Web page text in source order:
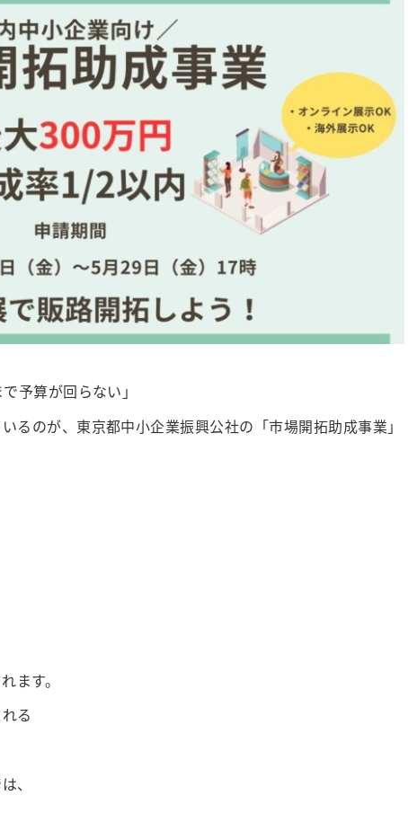
予算が回らない」
るのが、東京都中小企業振興公社の「市場開拓助成事業」
ます。
る
、